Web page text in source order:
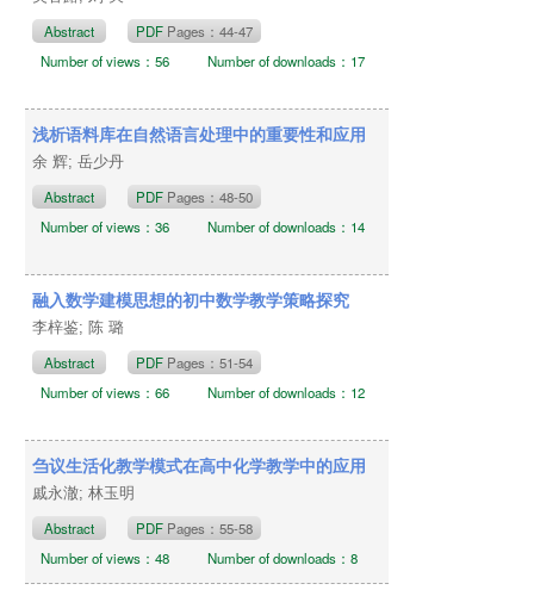
Abstract PDF Pages：44-47
Number of views：56
Number of downloads：17
浅析语料库在自然语言处理中的重要性和应用
余 辉; 岳少丹
Abstract PDF Pages：48-50
Number of views：36
Number of downloads：14
融入数学建模思想的初中数学教学策略探究
李梓鉴; 陈 璐
Abstract PDF Pages：51-54
Number of views：66
Number of downloads：12
刍议生活化教学模式在高中化学教学中的应用
戚永澈; 林玉明
Abstract PDF Pages：55-58
Number of views：48
Number of downloads：8